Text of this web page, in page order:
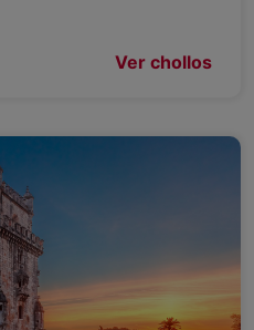
Ver chollos